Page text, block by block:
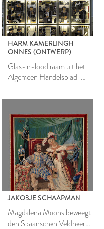
HARM KAMERLINGH
ONNES (ONTWERP)
Glas-in-lood raam uit het
Algemeen Handelsblad-
JAKOBJE SCHAAPMAN
Magdalena Moons beweegt
den Spaanschen Veldheer